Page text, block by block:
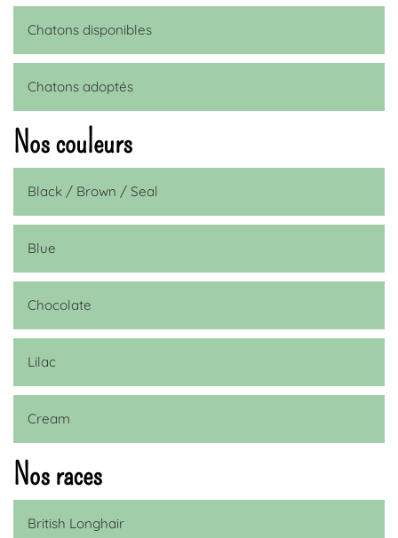
Chatons disponibles
Chatons adoptés
Nos couleurs
Black / Brown / Seal
Blue
Chocolate
Lilac
Cream
Nos races
British Longhair